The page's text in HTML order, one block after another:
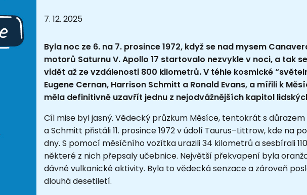
7. 12. 2025
Byla noc ze 6. na 7. prosince 1972, když se nad mysem
motorů Saturnu V. Apollo 17 startovalo nezvykle v noci, a tak
vidět až ze vzdálenosti 800 kilometrů. V téhle kosmické
Eugene Cernan, Harrison Schmitt a Ronald Evans, a mířili k
měla definitivně uzavřít jednu z nejodvážnějších kapitol
Cíl mise byl jasný. Vědecký průzkum Měsíce, tentokrát s důrazem
a Schmitt přistáli 11. prosince 1972 v údolí Taurus–Littrow, kde na
dny. S pomocí měsíčního vozítka urazili 34 kilometrů a sesbírali
některé z nich přepsaly učebnice. Největší překvapení byla
dávné vulkanické aktivity. Byla to vědecká senzace a zároveň
dlouhá desetiletí.